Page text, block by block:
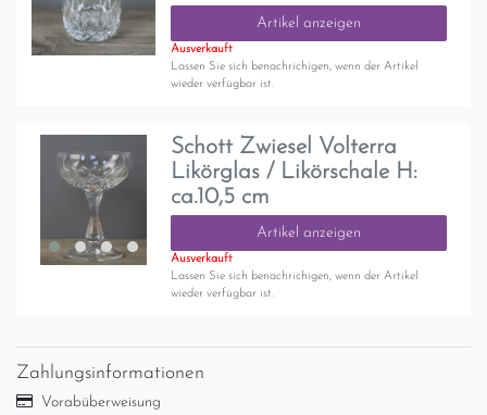
Artikel anzeigen
Ausverkauft
Lassen Sie sich benachrichigen, wenn der Artikel
wieder verfügbar ist.
Schott Zwiesel Volterra
Likörglas / Likörschale H:
ca.10,5 cm
Artikel anzeigen
Ausverkauft
Lassen Sie sich benachrichigen, wenn der Artikel
wieder verfügbar ist.
Zahlungsinformationen
Vorabüberweisung